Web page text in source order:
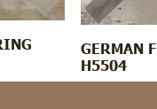
GERMAN
H5504